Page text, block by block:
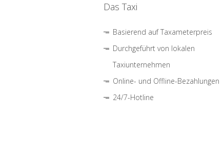
Das Taxi
Basierend auf Taxameterpreis
Durchgeführt von lokalen
Taxiunternehmen
Online- und Offline-Bezahlungen
24/7-Hotline